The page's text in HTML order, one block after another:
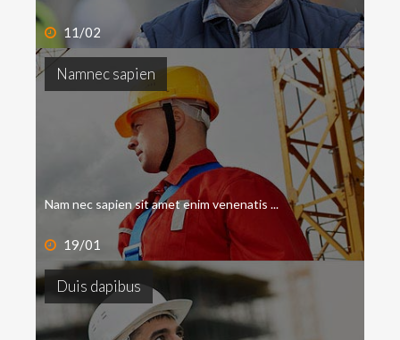
11/02
Namnecsapien
19/01
Nam nec sapien sit amet enim venenatis ...
Duis dapibus